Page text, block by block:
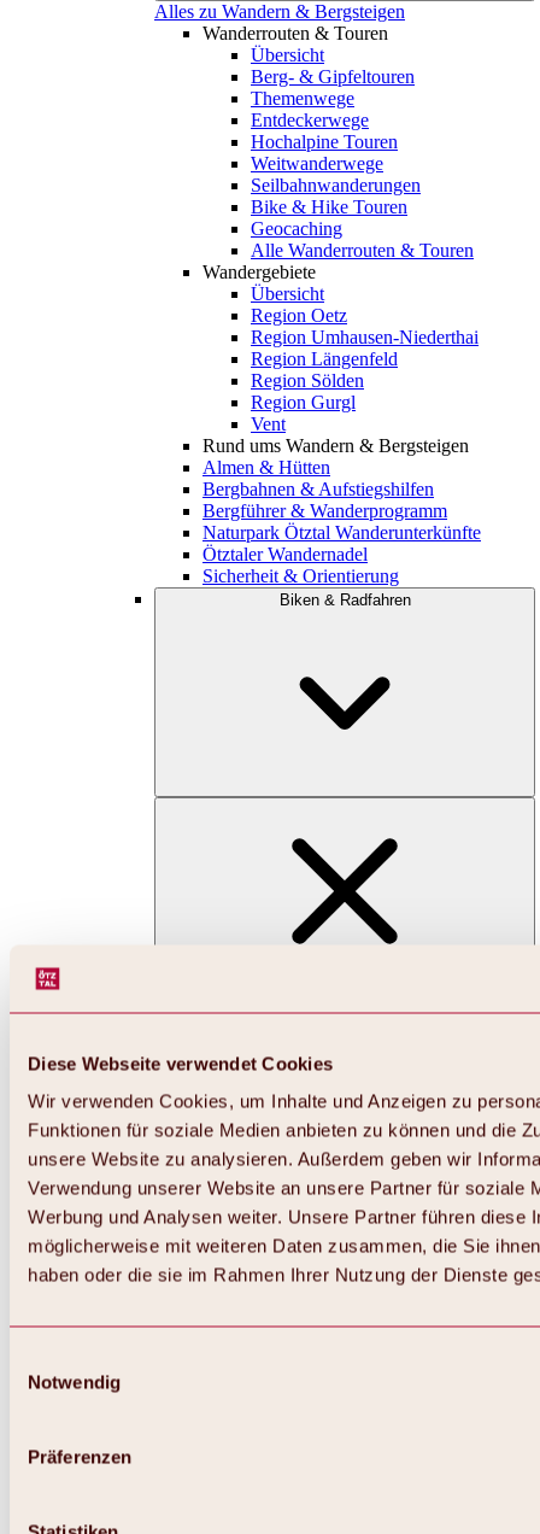
Diese Webseite verwendet Cookies
Wir verwenden Cookies, um Inhalte und Anzeigen zu
Funktionen für soziale Medien anbieten zu können und die
unsere Website zu analysieren. Außerdem geben wir
Verwendung unserer Website an unsere Partner für soziale
Werbung und Analysen weiter. Unsere Partner führen diese
möglicherweise mit weiteren Daten zusammen, die Sie
haben oder die sie im Rahmen Ihrer Nutzung der Dienste
Notwendig
Präferenzen
Alles zu Wandern & Bergsteigen
Wanderrouten & Touren
Übersicht
Berg- & Gipfeltouren
Themenwege
Entdeckerwege
Hochalpine Touren
Weitwanderwege
Seilbahnwanderungen
Bike & Hike Touren
Geocaching
Alle Wanderrouten & Touren
Wandergebiete
Übersicht
Region Oetz
Region Umhausen-Niederthai
Region Längenfeld
Region Sölden
Region Gurgl
Vent
Rund ums Wandern & Bergsteigen
Almen & Hütten
Bergbahnen & Aufstiegshilfen
Bergführer & Wanderprogramm
Naturpark Ötztal Wanderunterkünfte
Ötztaler Wandernadel
Sicherheit & Orientierung
Biken & Radfahren